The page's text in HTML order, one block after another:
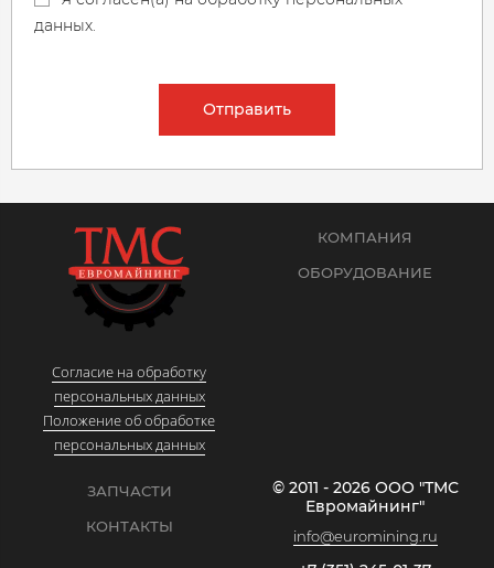
данных.
Отправить
Согласие на обработку
персональных данных
Положение об обработке
персональных данных
КОМПАНИЯ
ОБОРУДОВАНИЕ
ЗАПЧАСТИ
КОНТАКТЫ
© 2011 - 2026 ООО "ТМС
Евромайнинг"
info@euromining.ru